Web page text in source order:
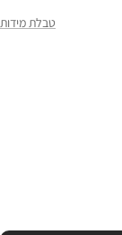
טבלת מידות